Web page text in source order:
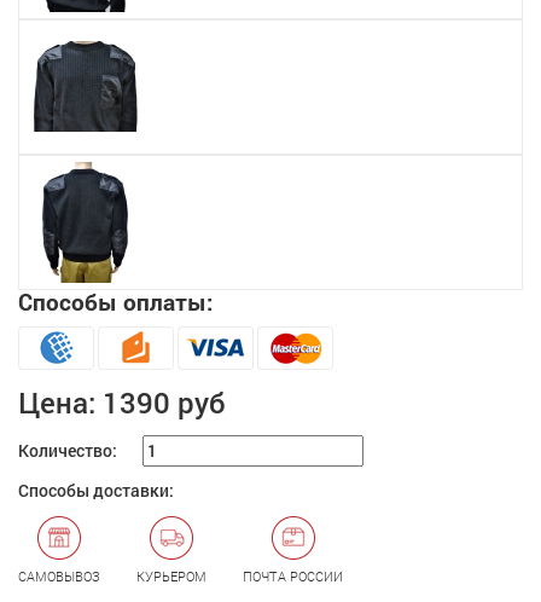
Способы оплаты:
Цена: 1390 руб
Количество:
Способы доставки:
САМОВЫВОЗ КУРЬЕРОМ ПОЧТА РОССИИ